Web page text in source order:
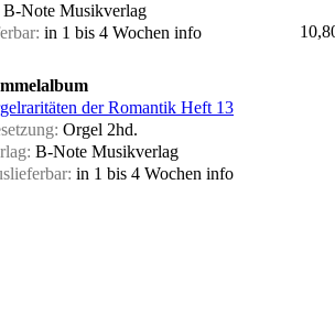
B-Note Musikverlag
in 1 bis 4 Wochen info
der Romantik Heft 13
Orgel 2hd.
B-Note Musikverlag
in 1 bis 4 Wochen info